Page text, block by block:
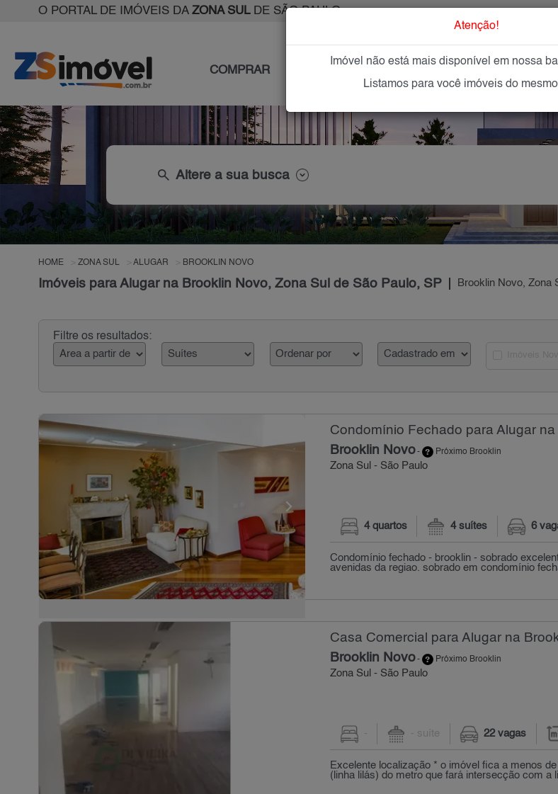
O PORTAL DE IMÓVEIS DA ZONA SULDE SÃO PAULO
COMPRAR IMÓVEIS NOVOS
search Altere a sua busca
HOME ZONA SUL ALUGAR BROOKLIN NOVO
Imóveis para Alugar na Brooklin Novo, Zona Sul de São Paulo, SP Brooklin Novo, Zona
Filtre os resultados:
Condomínio Fechado para Alugar
Brooklin Novo- Próximo Brooklin
Zona Sul - São Paulo
4 quartos 4 suítes 6
Condomínio fechado - brooklin - sobrado
avenidas da regiao. sobrado em condomínio
Casa Comercial para Alugar na
Brooklin Novo- Próximo Brooklin
Zona Sul - São Paulo
- - suíte 22 vagas
Excelente localização * o imóvel fica a menos
(linha lilás) do metro que fará intersecção com a
Atenção!
Imóvel não está mais disponível em nossa
Listamos para você imóveis do